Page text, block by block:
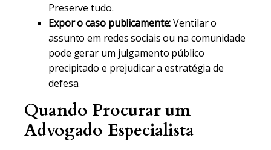
Preserve tudo.
Expor o caso publicamente:Ventilar o
assunto em redes sociais ou na comunidade
pode gerar um julgamento público
precipitado e prejudicar a estratégia de
defesa.
Quando Procurar um
Advogado Especialista